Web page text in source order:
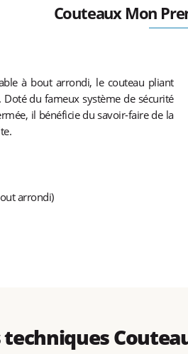
Couteaux Mon
à bout arrondi, le couteau pliant
du fameux système de sécurité
il bénéficie du savoir-faire de la
arrondi)
techniques